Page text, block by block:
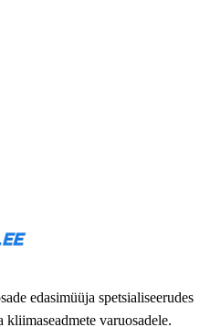
edasimüüja spetsialiseerudes
kliimaseadmete varuosadele.